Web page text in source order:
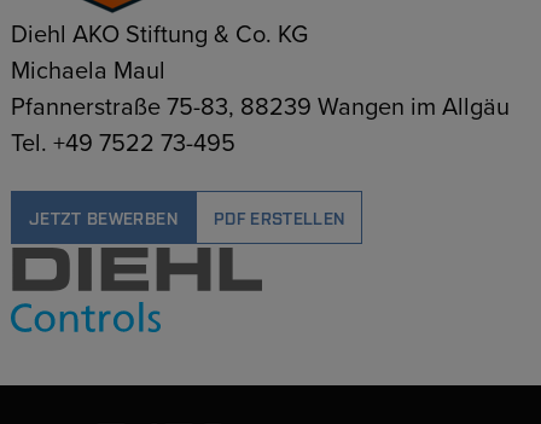
Diehl AKO Stiftung & Co. KG
Michaela Maul
Pfannerstraße 75-83, 88239 Wangen im Allgäu
Tel. +49 7522 73-495
JETZT BEWERBEN PDF ERSTELLEN